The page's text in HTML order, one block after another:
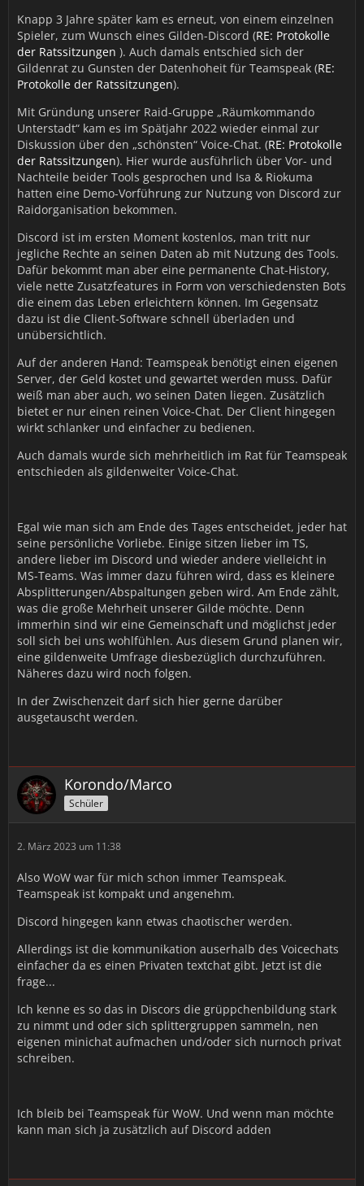
Knapp 3 Jahre später kam es erneut, von einem einzelnen
Spieler, zum Wunsch eines Gilden-Discord (RE: Protokolle
der Ratssitzungen ). Auch damals entschied sich der
Gildenrat zu Gunsten der Datenhoheit für Teamspeak (RE:
Protokolle der Ratssitzungen).
Mit Gründung unserer Raid-Gruppe „Räumkommando
Unterstadt“ kam es im Spätjahr 2022 wieder einmal zur
Diskussion über den „schönsten“ Voice-Chat. (RE: Protokolle
der Ratssitzungen). Hier wurde ausführlich über Vor- und
Nachteile beider Tools gesprochen und Isa & Riokuma
hatten eine Demo-Vorführung zur Nutzung von Discord zur
Raidorganisation bekommen.
Discord ist im ersten Moment kostenlos, man tritt nur
jegliche Rechte an seinen Daten ab mit Nutzung des Tools.
Dafür bekommt man aber eine permanente Chat-History,
viele nette Zusatzfeatures in Form von verschiedensten Bots
die einem das Leben erleichtern können. Im Gegensatz
dazu ist die Client-Software schnell überladen und
unübersichtlich.
Auf der anderen Hand: Teamspeak benötigt einen eigenen
Server, der Geld kostet und gewartet werden muss. Dafür
weiß man aber auch, wo seinen Daten liegen. Zusätzlich
bietet er nur einen reinen Voice-Chat. Der Client hingegen
wirkt schlanker und einfacher zu bedienen.
Auch damals wurde sich mehrheitlich im Rat für Teamspeak
entschieden als gildenweiter Voice-Chat.
Egal wie man sich am Ende des Tages entscheidet, jeder hat
seine persönliche Vorliebe. Einige sitzen lieber im TS,
andere lieber im Discord und wieder andere vielleicht in
MS-Teams. Was immer dazu führen wird, dass es kleinere
Absplitterungen/Abspaltungen geben wird. Am Ende zählt,
was die große Mehrheit unserer Gilde möchte. Denn
immerhin sind wir eine Gemeinschaft und möglichst jeder
soll sich bei uns wohlfühlen. Aus diesem Grund planen wir,
eine gildenweite Umfrage diesbezüglich durchzuführen.
Näheres dazu wird noch folgen.
In der Zwischenzeit darf sich hier gerne darüber
ausgetauscht werden.
Korondo/Marco
Schüler
2. März 2023 um 11:38
Also WoW war für mich schon immer Teamspeak.
Teamspeak ist kompakt und angenehm.
Discord hingegen kann etwas chaotischer werden.
Allerdings ist die kommunikation auserhalb des Voicechats
einfacher da es einen Privaten textchat gibt. Jetzt ist die
frage...
Ich kenne es so das in Discors die grüppchenbildung stark
zu nimmt und oder sich splittergruppen sammeln, nen
eigenen minichat aufmachen und/oder sich nurnoch privat
schreiben.
Ich bleib bei Teamspeak für WoW. Und wenn man möchte
kann man sich ja zusätzlich auf Discord adden